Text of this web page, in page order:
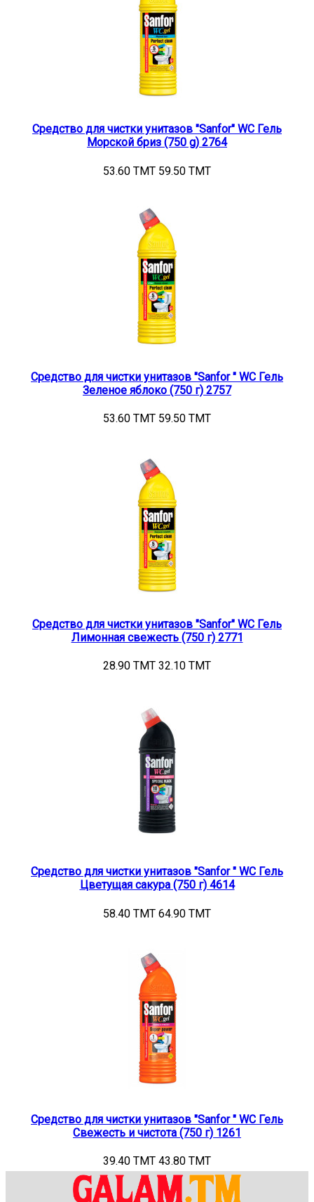
Средство для чистки унитазов "Sanfor" WC Гель
Морской бриз (750 g) 2764
53.60 TMT 59.50 TMT
Средство для чистки унитазов "Sanfor " WC Гель
Зеленое яблоко (750 г) 2757
53.60 TMT 59.50 TMT
Средство для чистки унитазов "Sanfor" WC Гель
Лимонная свежесть (750 г) 2771
28.90 TMT 32.10 TMT
Средство для чистки унитазов "Sanfor " WC Гель
Цветущая сакура (750 г) 4614
58.40 TMT 64.90 TMT
Средство для чистки унитазов "Sanfor " WC Гель
Свежесть и чистота (750 г) 1261
39.40 TMT 43.80 TMT